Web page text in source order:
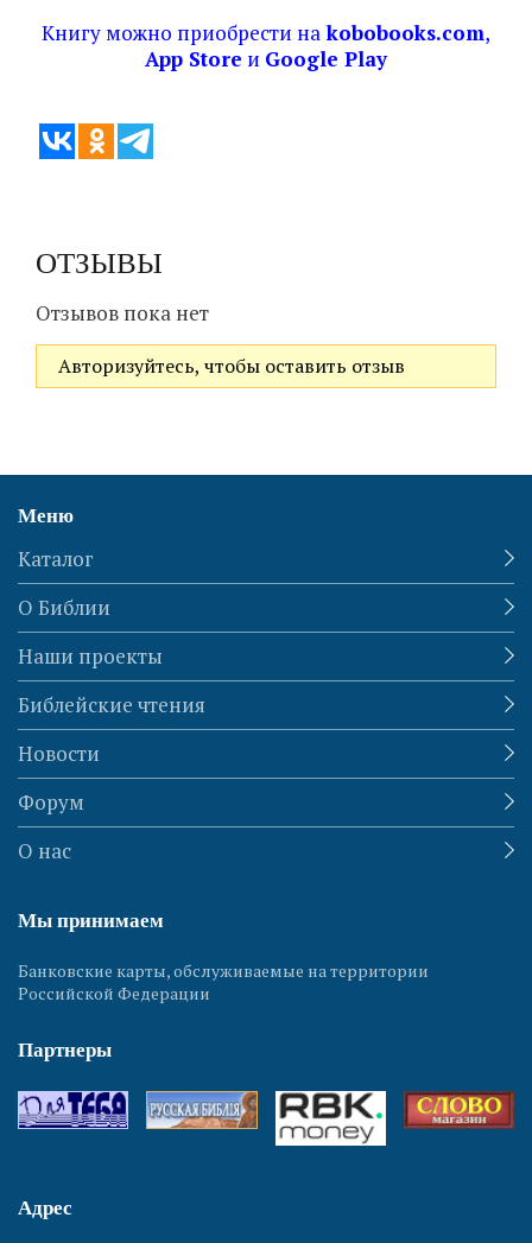
Книгу можно приобрести на kobobooks.com,
App Store и Google Play
ОТЗЫВЫ
Отзывов пока нет
Авторизуйтесь, чтобы оставить отзыв
Меню
Каталог
О Библии
Наши проекты
Библейские чтения
Новости
Форум
О нас
Мы принимаем
Банковские карты, обслуживаемые на территории
Российской Федерации
Партнеры
Адрес